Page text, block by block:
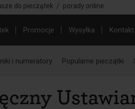
do pieczątek / porady online
Promocje Wysyłka Kontakt
i numeratory Popularne pieczątki